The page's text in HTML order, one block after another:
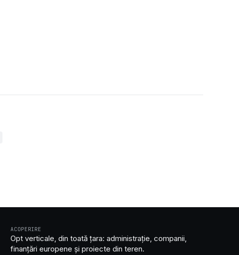
ACOPERIRE
Opt verticale, din toată țara: administrație, companii,
finanțări europene și proiecte din teren.